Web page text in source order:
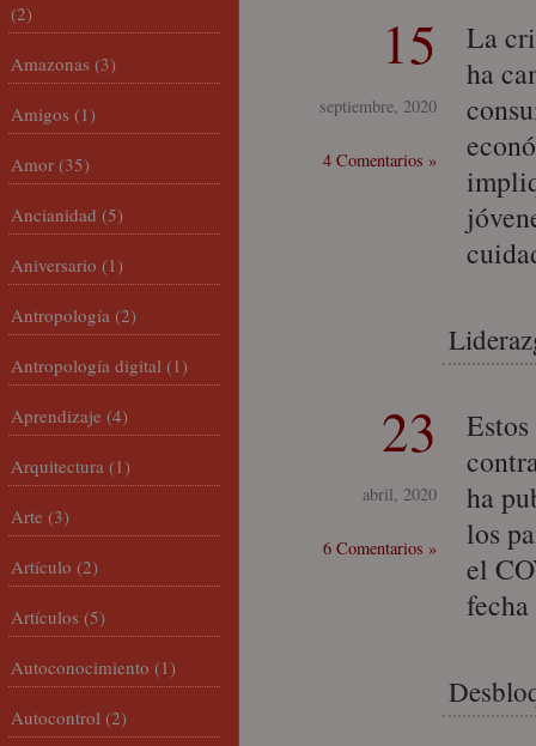
15
septiembre, 2020
4 Comentarios »
La
ha
23
abril, 2020
6 Comentarios »
ha
los
el
(2)
Amazonas (3)
Amigos (1)
Amor (35)
Ancianidad (5)
Aniversario (1)
Antropología (2)
Antropología digital (1)
Aprendizaje (4)
Arquitectura (1)
Arte (3)
Artículo (2)
Artículos (5)
Autoconocimiento (1)
Autocontrol (2)